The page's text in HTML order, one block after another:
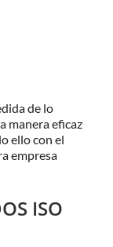
de lo
manera eficaz
ello con el
empresa
ISO